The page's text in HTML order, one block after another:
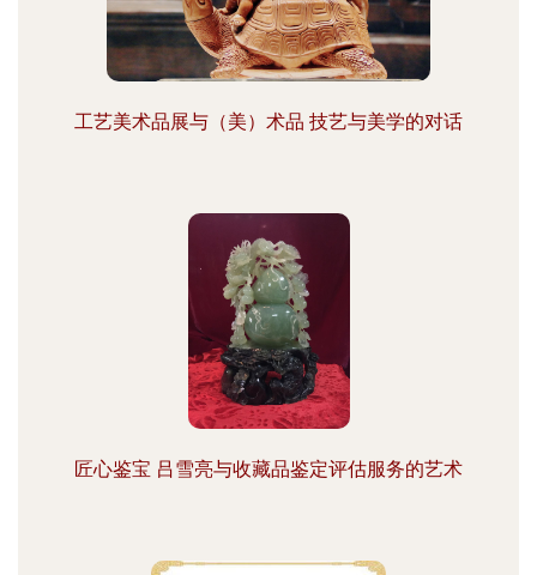
工艺美术品展与（美）术品 技艺与美学的对话
匠心鉴宝 吕雪亮与收藏品鉴定评估服务的艺术